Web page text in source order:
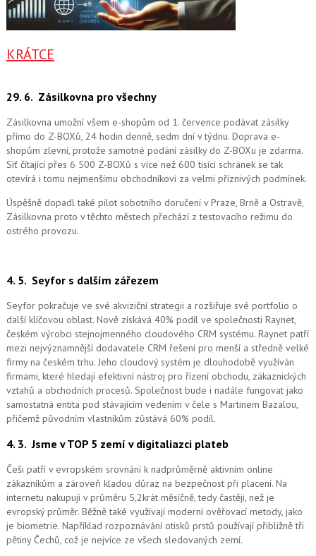
KRÁTCE
29. 6. Zásilkovna pro všechny
Zásilkovna umožní všem e-shopům od 1. července podávat zásilky
přímo do Z-BOXů, 24 hodin denně, sedm dní v týdnu. Doprava e-
shopům zlevní, protože samotné podání zásilky do Z-BOXu je zdarma.
Síť čítající přes 6 500 Z-BOXů s více než 600 tisíci schránek se tak
otevírá i tomu nejmenšímu obchodníkovi za velmi příznivých podmínek.
Úspěšně dopadl také pilot sobotního doručení v Praze, Brně a Ostravě,
Zásilkovna proto v těchto městech přechází z testovacího režimu do
ostrého provozu.
4. 5. Seyfor s dalším zářezem
Seyfor pokračuje ve své akviziční strategii a rozšiřuje své portfolio o
další klíčovou oblast. Nově získává 40% podíl ve společnosti Raynet,
českém výrobci stejnojmenného cloudového CRM systému. Raynet patří
mezi nejvýznamnější dodavatele CRM řešení pro menší a středně velké
firmy na českém trhu. Jeho cloudový systém je dlouhodobě využíván
firmami, které hledají efektivní nástroj pro řízení obchodu, zákaznických
vztahů a obchodních procesů. Společnost bude i nadále fungovat jako
samostatná entita pod stávajícím vedením v čele s Martinem Bazalou,
přičemž původním vlastníkům zůstává 60% podíl.
4. 3.Jsme v TOP 5 zemí v digitaliazci plateb
Češi patří v evropském srovnání k nadprůměrně aktivním online
zákazníkům a zároveň kladou důraz na bezpečnost při placení. Na
internetu nakupují v průměru 5,2krát měsíčně, tedy častěji, než je
evropský průměr. Běžně také využívají moderní ověřovací metody, jako
je biometrie. Například rozpoznávání otisků prstů používají přibližně tři
pětiny Čechů, což je nejvíce ze všech sledovaných zemí.